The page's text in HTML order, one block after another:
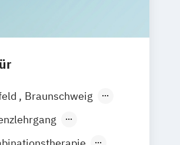
Braunschweig
Dresden
Freiburg
Gießen